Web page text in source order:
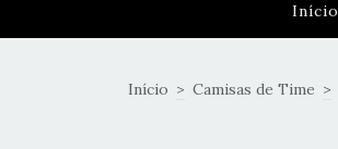
Início
Início > Camisas de Time >